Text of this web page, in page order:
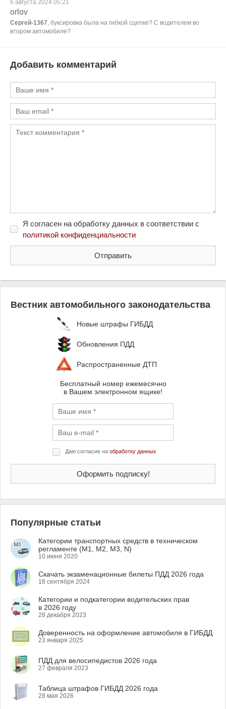
6 августа 2024 05:21
orlov
Сергей-1367, буксировка была на гибкой сцепке? С водителем во
втором автомобиле?
Добавить комментарий
Я согласен на обработку данных в соответствии с
политикой конфиденциальности
Вестник автомобильного законодательства
Новые штрафы ГИБДД
Обновления ПДД
Распространенные ДТП
Бесплатный номер ежемесячно
в Вашем электронном ящике!
Даю согласие на обработку данных
Популярные статьи
Категории транспортных средств в техническом
регламенте (M1, M2, M3, N)
10 июня 2020
Скачать экзаменационные билеты ПДД 2026 года
18 сентября 2024
Категории и подкатегории водительских прав
в 2026 году
28 декабря 2023
Доверенность на оформление автомобиля в ГИБДД
23 января 2025
ПДД для велосипедистов 2026 года
27 февраля 2023
Таблица штрафов ГИБДД 2026 года
28 мая 2026